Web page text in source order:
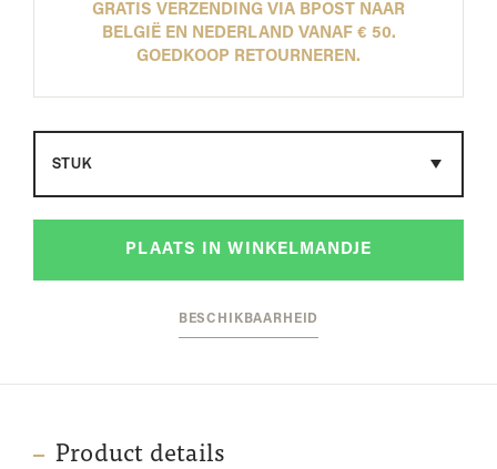
GRATIS VERZENDING VIA BPOST NAAR
BELGIË EN NEDERLAND VANAF € 50.
GOEDKOOP RETOURNEREN.
PLAATS IN WINKELMANDJE
BESCHIKBAARHEID
Product details